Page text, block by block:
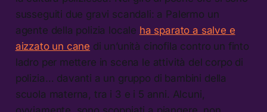
susseguiti due gravi scandali: a Palermo un
agente della polizia locale ha sparato a salve e
aizzato un cane di un’unità cinofila contro un finto
ladro per mettere in scena le attività del corpo di
polizia… davanti a un gruppo di bambini della
scuola materna, tra i 3 e i 5 anni. Alcuni,